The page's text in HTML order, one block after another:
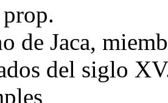
de Jaca,
del siglo